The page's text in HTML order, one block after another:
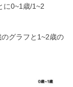
に0~1歳/1~2
グラフと1~2歳の